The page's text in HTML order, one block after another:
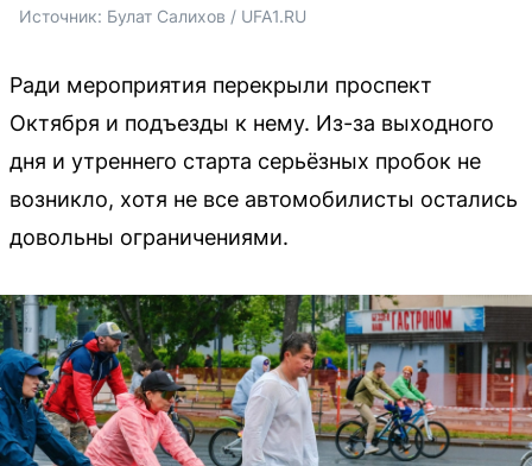
Источник: Булат Салихов / UFA1.RU
Ради мероприятия перекрыли проспект
Октября и подъезды к нему. Из-за выходного
дня и утреннего старта серьёзных пробок не
возникло, хотя не все автомобилисты остались
довольны ограничениями.